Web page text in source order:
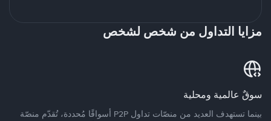
مزايا التداول من شخص لشخص
سوقٌ عالمية ومحلية
بينما تستهدف العديد من منصّات تداول P2P أسواقًا مُحددة، تُقدّم منصّة